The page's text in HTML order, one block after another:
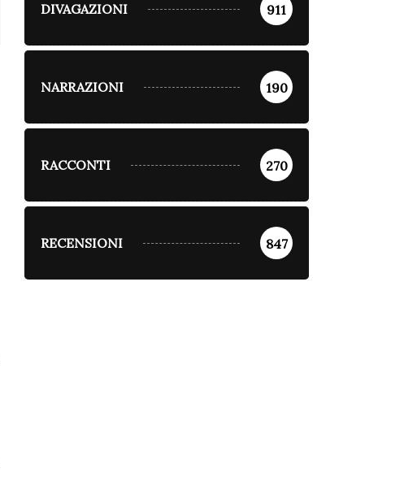
DIVAGAZIONI 911
NARRAZIONI 190
RACCONTI 270
RECENSIONI 847